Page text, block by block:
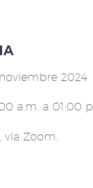
2024
a.m. a 01:00
vía Zoom.